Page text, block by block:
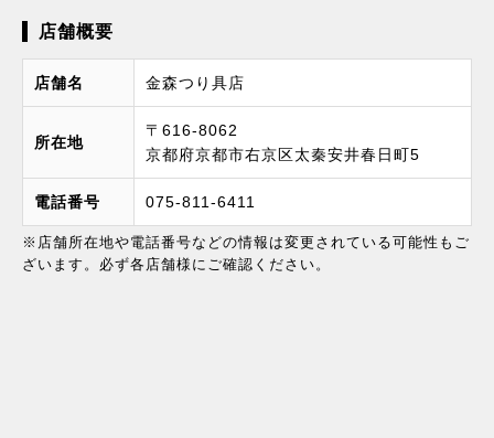
店舗概要
店舗名 金森つり具店
所在地
〒616-8062
京都府京都市右京区太秦安井春日町5
電話番号 075-811-6411
※店舗所在地や電話番号などの情報は変更されている可能性もご
ざいます。必ず各店舗様にご確認ください。